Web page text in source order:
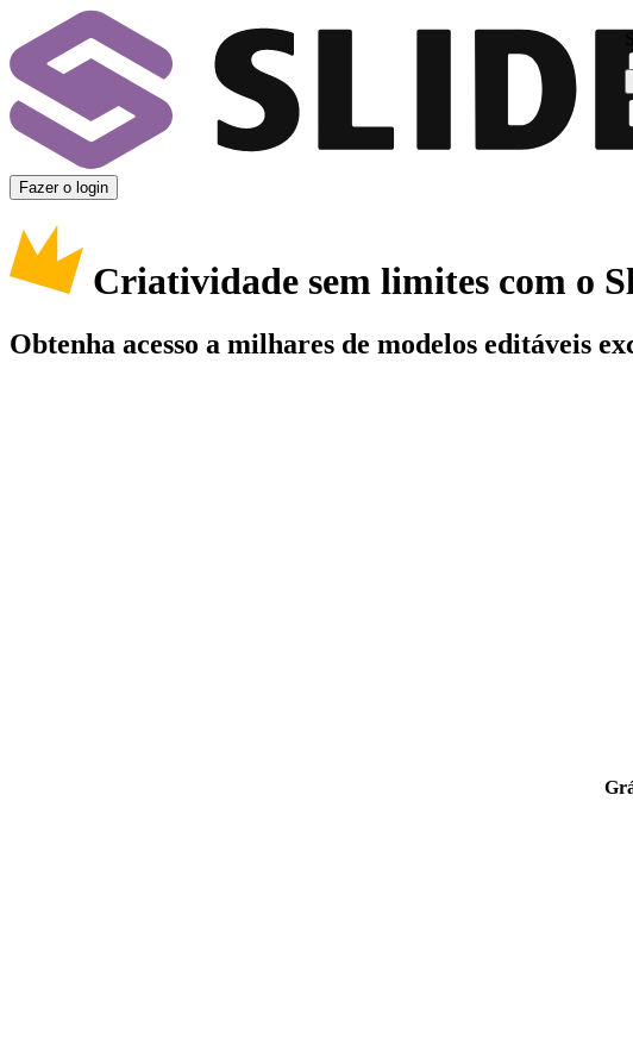
Fazer o login
Criatividade sem limites com o
Obtenha acesso a milhares de modelos editáveis